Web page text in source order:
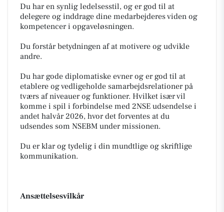
Du har en synlig ledelsesstil, og er god til at
delegere og inddrage dine medarbejderes viden og
kompetencer i opgaveløsningen.
Du forstår betydningen af at motivere og udvikle
andre.
Du har gode diplomatiske evner og er god til at
etablere og vedligeholde samarbejdsrelationer på
tværs af niveauer og funktioner. Hvilket især vil
komme i spil i forbindelse med 2NSE udsendelse i
andet halvår 2026, hvor det forventes at du
udsendes som NSEBM under missionen.
Du er klar og tydelig i din mundtlige og skriftlige
kommunikation.
Ansættelsesvilkår